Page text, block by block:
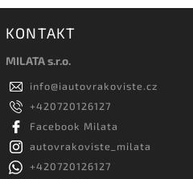
KONTAKT
MILATA s.r.o.
info@iautovrakoviste.cz
+420720126127
Facebook Milata
autovrakoviste_milata
+420720126127